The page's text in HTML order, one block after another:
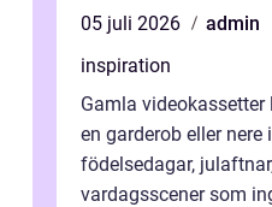
05 juli 2026
admin
inspiration
Gamla
en garderob eller
födelsedagar,
vardagsscener som